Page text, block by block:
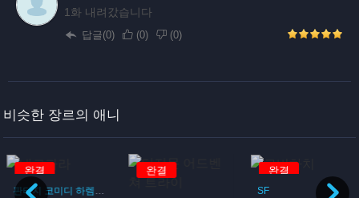
1화 내려갔습니다
답글(0) (0) (0)
비슷한 장르의 애니
완결
판타지 코미디 하렘 드라마
완결 완결
SF